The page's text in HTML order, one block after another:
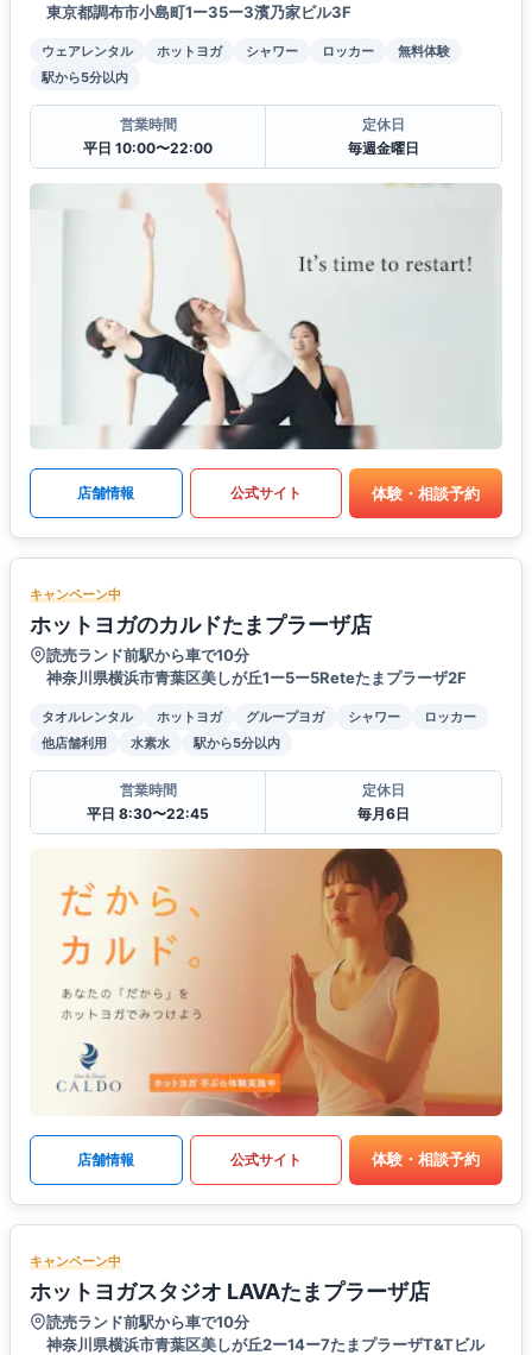
東京都調布市小島町1ー35ー3濱乃家ビル3F
ウェアレンタル ホットヨガ シャワー ロッカー
無料体験
駅から5分以内
営業時間
平日 10:00〜22:00
定休日
毎週金曜日
店舗情報 公式サイト 体験・相談予約
キャンペーン中
ホットヨガのカルドたまプラーザ店
読売ランド前駅から車で10分
神奈川県横浜市青葉区美しが丘1ー5ー5Reteたまプラーザ2F
タオルレンタル ホットヨガ グループヨガ シャワー
ロッカー
他店舗利用
水素水 駅から5分以内
営業時間
平日 8:30〜22:45
定休日
毎月6日
店舗情報 公式サイト 体験・相談予約
キャンペーン中
ホットヨガスタジオ LAVAたまプラーザ店
読売ランド前駅から車で10分
神奈川県横浜市青葉区美しが丘2ー14ー7たまプラーザT&Tビル